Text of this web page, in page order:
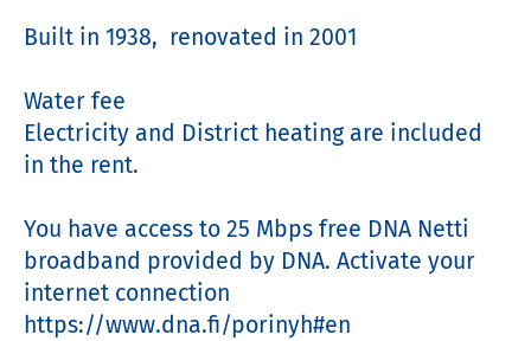
Built in 1938,  renovated in 2001
Water fee
Electricity and District heating are included
in the rent.
You have access to 25 Mbps free DNA Netti
broadband provided by DNA. Activate your
internet connection
https://www.dna.fi/porinyh#en